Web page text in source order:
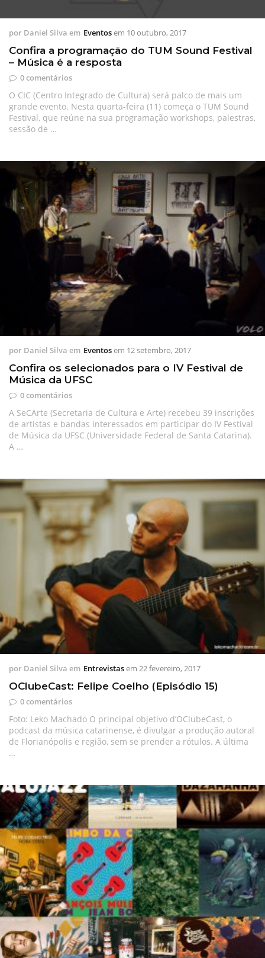
por Daniel Silva em Eventosem 10 outubro, 2017
Confira a programação do TUM Sound Festival
– Música é a resposta
0 comentários
O CIC (Centro Integrado de Cultura) será palco de mais um
grande evento. Nesta quarta-feira (11) começa o TUM Sound
Festival, que reúne na sua programação workshops, palestras,
sessão de …
por Daniel Silva em Eventosem 12 setembro, 2017
Confira os selecionados para o IV Festival de
Música da UFSC
0 comentários
A SeCArte (Secretaria de Cultura e Arte) recebeu 39 inscrições
de artistas e bandas interessados em participar do IV Festival
de Música da UFSC (Universidade Federal de Santa Catarina).
A …
por Daniel Silva em Entrevistasem 22 fevereiro, 2017
OClubeCast: Felipe Coelho (Episódio 15)
0 comentários
Foto: Leko Machado O principal objetivo d’OClubeCast, o
podcast da música catarinense, é divulgar a produção autoral
de Florianópolis e região, sem se prender a rótulos. A última
…